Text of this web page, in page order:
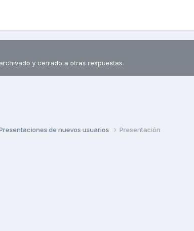
y cerrado a otras respuestas.
de nuevos usuarios Presentación